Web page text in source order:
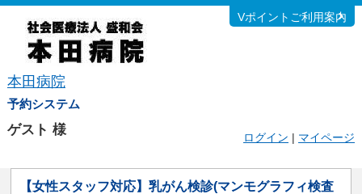
本田病院
予約システム
Vポイントご利用案内
ゲスト 様 ログイン | マイページ
【女性スタッフ対応】乳がん検診(マンモグラフィ検査